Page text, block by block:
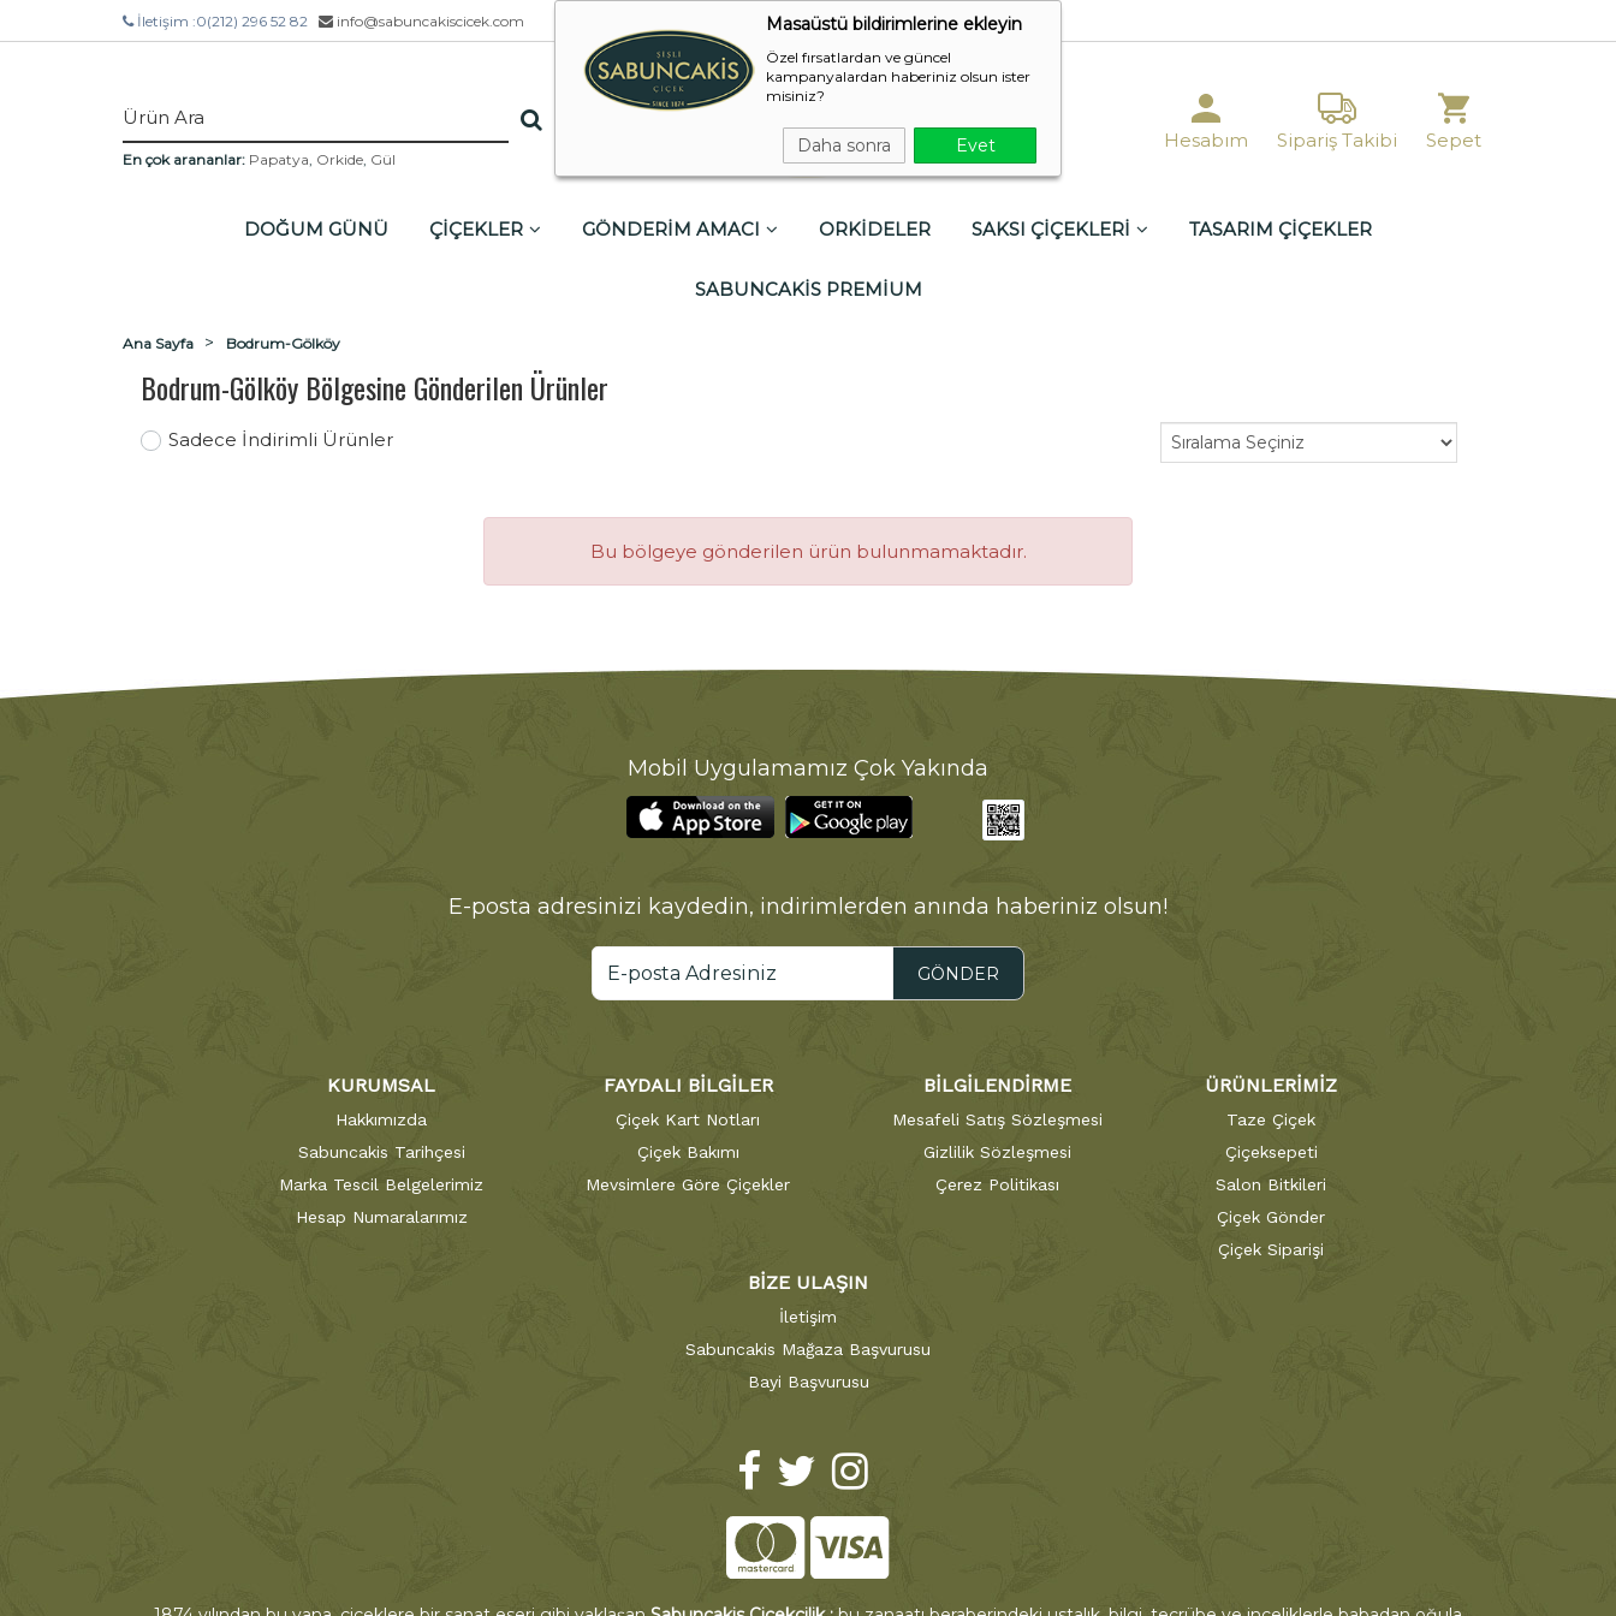
Masaüstü bildirimlerine ekleyin
Özel fırsatlardan ve güncel
kampanyalardan haberiniz olsun ister
misiniz?
Daha sonra Evet
İletişim :0(212) 296 52 82 info@sabuncakiscicek.com
En çok arananlar: Papatya, Orkide, Gül
Hesabım Sipariş Takibi Sepet
DOĞUM GÜNÜ ÇİÇEKLER GÖNDERİM AMACI ORKİDELER SAKSI ÇİÇEKLERİ TASARIM ÇİÇEKLER
SABUNCAKİS PREMİUM
Ana Sayfa Bodrum-Gölköy
Bodrum-Gölköy Bölgesine Gönderilen Ürünler
Sadece İndirimli Ürünler
Bu bölgeye gönderilen ürün bulunmamaktadır.
Mobil Uygulamamız Çok Yakında
E-posta adresinizi kaydedin, indirimlerden anında haberiniz olsun!
GÖNDER
KURUMSAL
Hakkımızda
Sabuncakis Tarihçesi
Marka Tescil Belgelerimiz
Hesap Numaralarımız
FAYDALI BİLGİLER
Çiçek Kart Notları
Çiçek Bakımı
Mevsimlere Göre Çiçekler
BİLGİLENDİRME
Mesafeli Satış Sözleşmesi
Gizlilik Sözleşmesi
Çerez Politikası
ÜRÜNLERİMİZ
Taze Çiçek
Çiçeksepeti
Salon Bitkileri
Çiçek Gönder
Çiçek Siparişi
BİZE ULAŞIN
İletişim
Sabuncakis Mağaza Başvurusu
Bayi Başvurusu